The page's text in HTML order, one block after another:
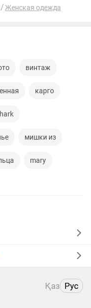
Женская одежда
винтаж
карго
мишки из
mary
Қаз Рус